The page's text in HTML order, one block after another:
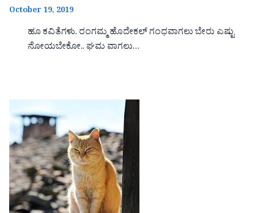
October 19, 2019
ಹೂ ಕವಿತೆಗಳು. ರಂಗಮ್ಮ ಹೊದೇಕಲ್ ಗಂಧವಾಗಲು ಬೇರು ಎಷ್ಟು
ನೋಯಬೇಕೋ.. ಘಮ ವಾಗಲು…